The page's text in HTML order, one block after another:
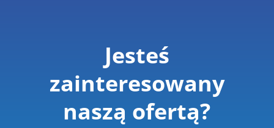
Jesteś
zainteresowany
naszą ofertą?